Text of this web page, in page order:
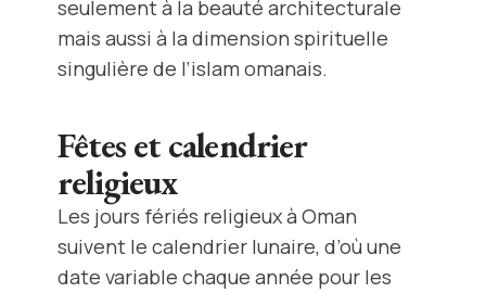
seulement à la beauté architecturale
mais aussi à la dimension spirituelle
singulière de l’islam omanais.
Fêtes et calendrier
religieux
Les jours fériés religieux à Oman
suivent le calendrier lunaire, d’où une
date variable chaque année pour les